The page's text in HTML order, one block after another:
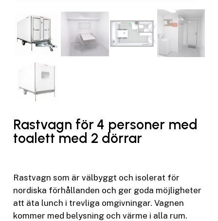
Rastvagn för 4 personer med
toalett med 2 dörrar
Rastvagn som är välbyggt och isolerat för
nordiska förhållanden och ger goda möjligheter
att äta lunch i trevliga omgivningar. Vagnen
kommer med belysning och värme i alla rum.